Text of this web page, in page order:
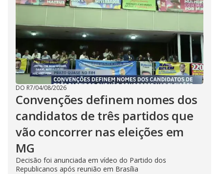
DO R7/04/08/2026
Convenções definem nomes dos
candidatos de três partidos que
vão concorrer nas eleições em
MG
Decisão foi anunciada em vídeo do Partido dos
Republicanos após reunião em Brasília